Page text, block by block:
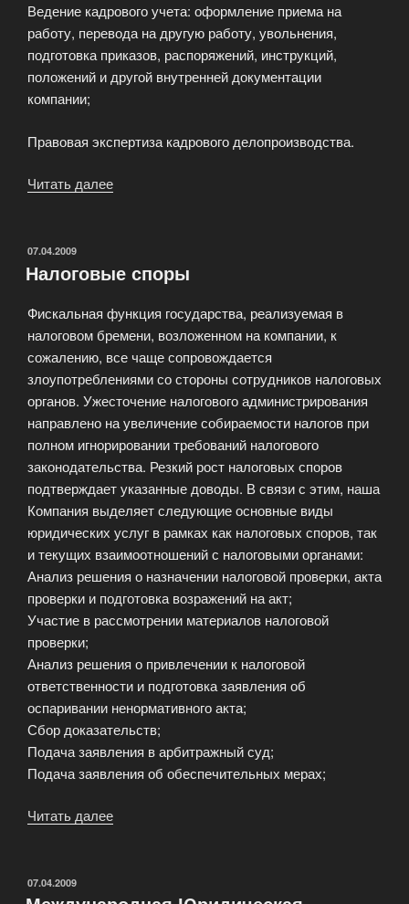
Ведение кадрового учета: оформление приема на
работу, перевода на другую работу, увольнения,
подготовка приказов, распоряжений, инструкций,
положений и другой внутренней документации
компании;
Правовая экспертиза кадрового делопроизводства.
Читать далее
ОПУБЛИКОВАНО
07.04.2009
Налоговые споры
Фискальная функция государства, реализуемая в
налоговом бремени, возложенном на компании, к
сожалению, все чаще сопровождается
злоупотреблениями со стороны сотрудников налоговых
органов. Ужесточение налогового администрирования
направлено на увеличение собираемости налогов при
полном игнорировании требований налогового
законодательства. Резкий рост налоговых споров
подтверждает указанные доводы. В связи с этим, наша
Компания выделяет следующие основные виды
юридических услуг в рамках как налоговых споров, так
и текущих взаимоотношений с налоговыми органами:
Анализ решения о назначении налоговой проверки, акта
проверки и подготовка возражений на акт;
Участие в рассмотрении материалов налоговой
проверки;
Анализ решения о привлечении к налоговой
ответственности и подготовка заявления об
оспаривании ненормативного акта;
Сбор доказательств;
Подача заявления в арбитражный суд;
Подача заявления об обеспечительных мерах;
Читать далее
ОПУБЛИКОВАНО
07.04.2009